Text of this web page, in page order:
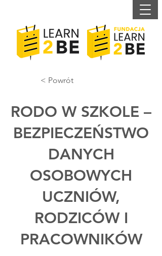
< Powrót
RODO W SZKOLE –
BEZPIECZEŃSTWO
DANYCH
OSOBOWYCH
UCZNIÓW,
RODZICÓW I
PRACOWNIKÓW